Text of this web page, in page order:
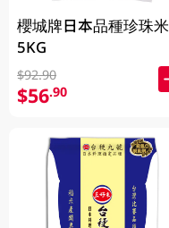
櫻城牌日本品種珍珠米
5KG
$92.90
$56.90